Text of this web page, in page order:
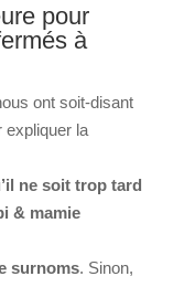
pour
à
ont soit-disant
expliquer la
ne soit trop tard
& mamie
surnoms. Sinon,